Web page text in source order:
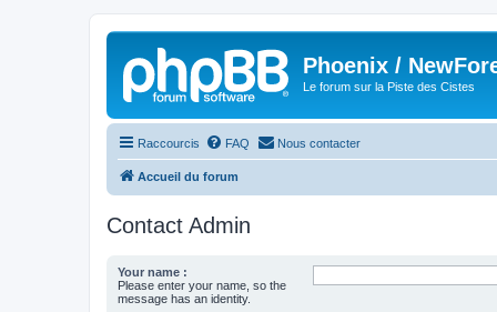
Phoenix /
Le forum sur la Piste des Cistes
Raccourcis FAQ Nous contacter
Accueil du forum
Contact Admin
Your name :
Please enter your name, so the
message has an identity.